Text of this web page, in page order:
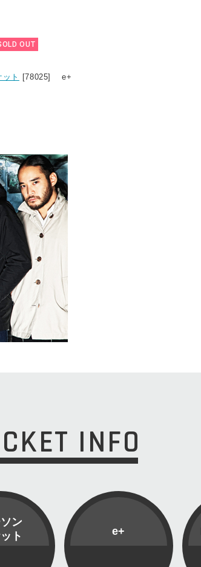
OUT
ト [78025] e+
INFO
ン
ト
e+